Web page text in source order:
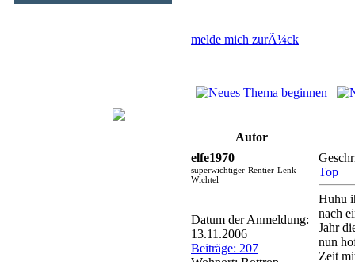
melde mich zurÃ¼ck
Autor
elfe1970
superwichtiger-Rentier-Lenk-
Wichtel
Datum der Anmeldung:
13.11.2006
Beiträge: 207
Huhu
nach
Jahr
nun
Zeit